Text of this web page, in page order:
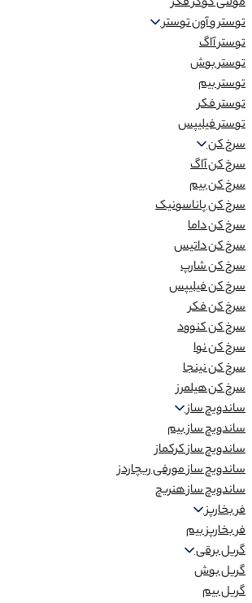
توستر و آون توستر
توستر آاگ
توستر بوش
توستر بیم
توستر فکر
توستر فیلیپس
سرخ کن
سرخ کن آاگ
سرخ کن بیم
سرخ کن پاناسونیک
سرخ کن داما
سرخ کن داتیس
سرخ کن شارپ
سرخ کن فیلیپس
سرخ کن فکر
سرخ کن کنوود
سرخ کن نوا
سرخ کن نینجا
سرخ کن هیلمرز
ساندویچ ساز
ساندویچ ساز بیم
ساندویچ ساز کرکماز
ساندویچ ساز مورفی ریچاردز
ساندویچ ساز هنریچ
فر بخارپز
فر بخارپز بیم
گریل برقی
گریل بوش
گریل بیم